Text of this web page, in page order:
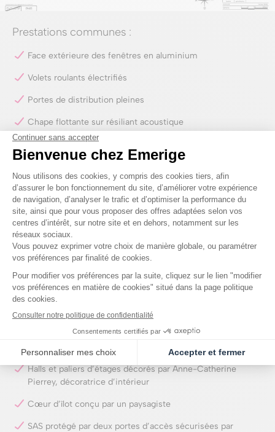
Prestations communes :
Face extérieure des fenêtres en aluminium
Volets roulants électrifiés
Portes de distribution pleines
Chape flottante sur résiliant acoustique
Parquet massif dans les pièces sèches
Lames bois sur les terrasses et balcons
Carrelage grès cérame dans les pièces humides
Faïence toute hauteur au droit des équipements sanitaires
Meuble avec plan vasque céramique, miroir, bandeau
lumineux et sèche-serviettes électrique dans les salles de
bains et les salles d’eau
Colonne de douche et pare-douches dans les salles d’eau
Pare-baignoire
Chauffage urbain
Halls et paliers d’étages décorés par Anne-Catherine
Pierrey, décoratrice d’intérieur
Cœur d’îlot conçu par un paysagiste
SAS protégé par deux portes d’accès sécurisées par